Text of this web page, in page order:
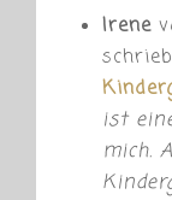
Irene
ist
mich.